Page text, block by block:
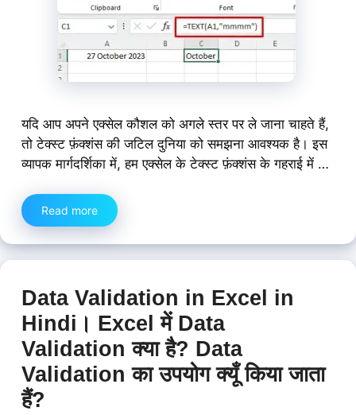
यदि आप अपने एक्सेल कौशल को अगले स्तर पर ले जाना चाहते हैं,
तो टेक्स्ट फ़ंक्शंस की जटिल दुनिया को समझना आवश्यक है। इस
व्यापक मार्गदर्शिका में, हम एक्सेल के टेक्स्ट फ़ंक्शंस के गहराई में …
Read more
Data Validation in Excel in
Hindi। Excel में Data
Validation क्या है? Data
Validation का उपयोग क्यूँ किया जाता
हैं?